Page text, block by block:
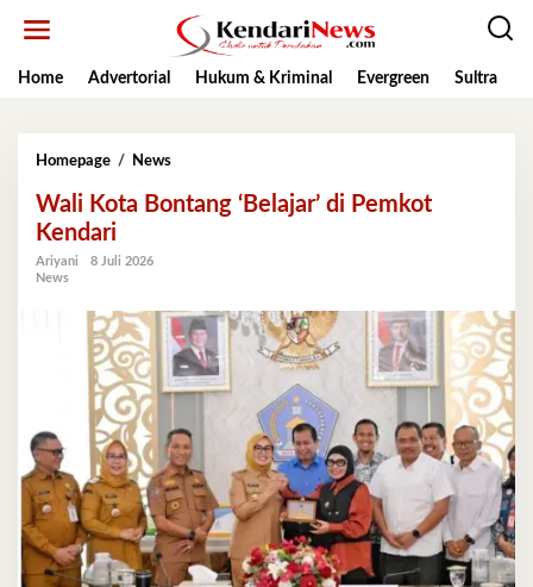
Home
Advertorial Hukum & Kriminal Evergreen Sultra
Homepage / NewsWali
Bontang
Wali Kota Bontang ‘Belajar’ di Pemkot
Kendari
Ariyani
8 Juli 2026
News